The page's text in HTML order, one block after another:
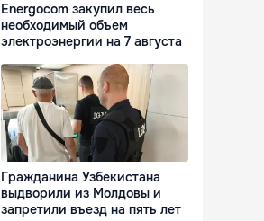
Energocom закупил весь
необходимый объем
электроэнергии на 7 августа
Гражданина Узбекистана
выдворили из Молдовы и
запретили въезд на пять лет